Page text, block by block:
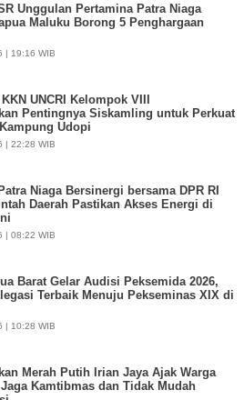
Unggulan Pertamina Patra Niaga
Maluku Borong 5 Penghargaan
| 19:16 WIB
UNCRI Kelompok VIII
Pentingnya Siskamling untuk Perkuat
Udopi
| 22:28 WIB
Niaga Bersinergi bersama DPR RI
Daerah Pastikan Akses Energi di
| 08:22 WIB
Barat Gelar Audisi Peksemida 2026,
Terbaik Menuju Pekseminas XIX di
| 10:28 WIB
Merah Putih Irian Jaya Ajak Warga
Kamtibmas dan Tidak Mudah